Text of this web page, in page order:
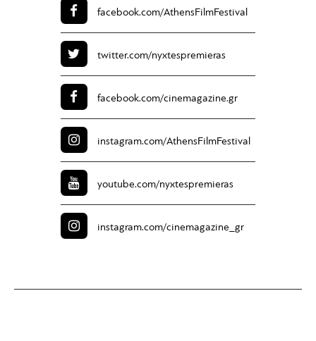
facebook.com/AthensFilmFestival
twitter.com/nyxtespremieras
facebook.com/cinemagazine.gr
instagram.com/AthensFilmFestival
youtube.com/nyxtespremieras
instagram.com/cinemagazine_gr